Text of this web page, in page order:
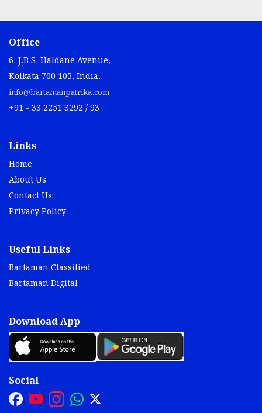
Office
6, J.B.S. Haldane Avenue,
Kolkata 700 105, India.
info@bartamanpatrika.com
+91 - 33 2251 3292 / 93
Links
Home
About Us
Contact Us
Privacy Policy
Useful Links
Bartaman Classified
Bartaman Digital
Download App
Social